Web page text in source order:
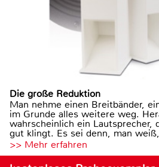
Die große Reduktion
Man nehme einen Breitbänder,
im Grunde alles weitere weg.
wahrscheinlich ein Lautsprecher,
gut klingt. Es sei denn, man
>> Mehr erfahren